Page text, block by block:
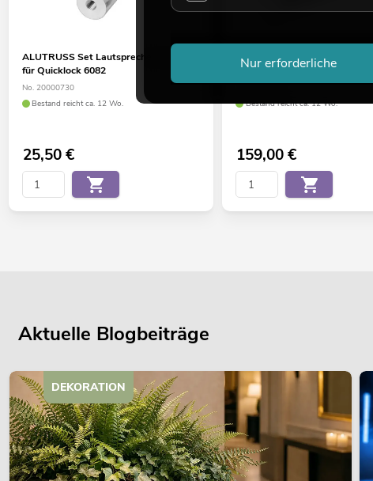
ALUTRUSS Set Lautsprecheradapter
für Quicklock 6082
No. 20000730
Bestand reicht ca. 12 Wo.
25,50€
ROADINGER UKAC-50
Konus-Adapter Case
Bestand reicht ca. 12 Wo.
159,00€
Aktuelle Blogbeiträge
DEKORATION
Nur erforderliche